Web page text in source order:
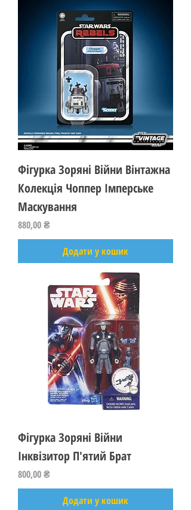
Фігурка Зоряні Війни Вінтажна
Колекція Чоппер Імперське
Маскування
Ціна
880,00 ₴
Додати у кошик
Фігурка Зоряні Війни
Інквізитор П'ятий Брат
Ціна
800,00 ₴
Додати у кошик